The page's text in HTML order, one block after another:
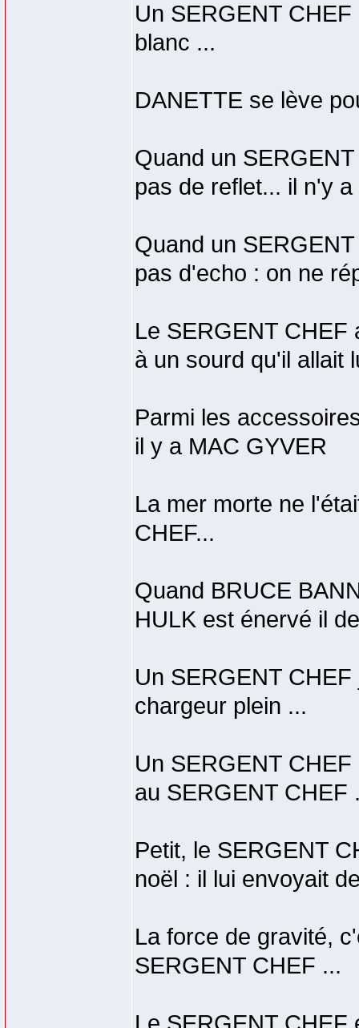
Un SERGENT
blanc ...
DANETTE se lève
Quand un
pas de reflet... il n'y
Quand un
pas d'echo : on ne
Le SERGENT
à un sourd qu'il allait
Parmi les
il y a MAC GYVER
La mer morte ne
CHEF...
Quand BRUCE
HULK est énervé il
Un SERGENT
chargeur plein ...
Un SERGENT
au SERGENT CHEF
Petit, le SERGENT
noël : il lui envoyait
La force de gravité,
SERGENT CHEF ...